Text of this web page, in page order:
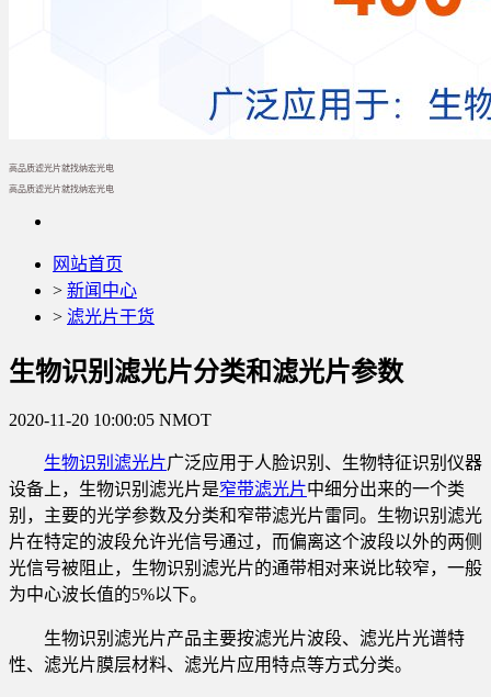
高品质滤光片就找纳宏光电
高品质滤光片就找纳宏光电
网站首页
> 新闻中心
> 滤光片干货
生物识别滤光片分类和滤光片参数
2020-11-20 10:00:05 NMOT
生物识别 滤光片广泛应用于人脸识别、生物特征识别仪器
设备上，生物识别滤光片是窄带滤光片中细分出来的一个类
别，主要的光学参数及分类和窄带滤光片雷同。生物识别滤光
片在特定的波段允许光信号通过，而偏离这个波段以外的两侧
光信号被阻止，生物识别滤光片的通带相对来说比较窄，一般
为中心波长值的5%以下。
生物识别滤光片产品主要按滤光片波段、滤光片光谱特
性、滤光片膜层材料、滤光片应用特点等方式分类。